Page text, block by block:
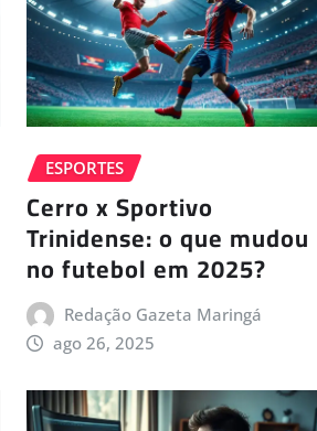
ESPORTES
Cerro x Sportivo
Trinidense: o que mudou
no futebol em 2025?
Redação Gazeta Maringá
ago 26, 2025